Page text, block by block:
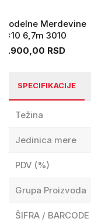
Težina
Radna visina u "A"
Prečke gazišta
Trodelne Merdevine
3x10 6,7m 3010
17.900,00 RSD
SPECIFIKACIJE
Težina
Jedinica mere
PDV (%)
Grupa Proizvoda
ŠIFRA / BARCODE